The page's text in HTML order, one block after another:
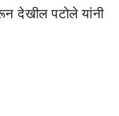
देखील पटोले यांनी